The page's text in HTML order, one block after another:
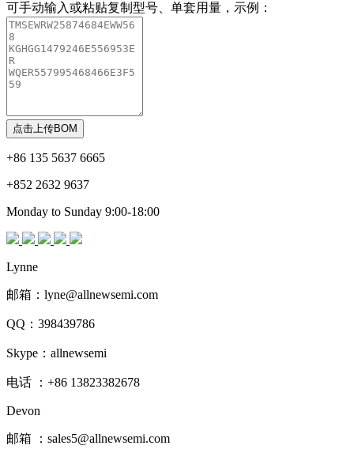
可手动输入或粘贴复制型号、单套用量，示例：
点击上传BOM
+86 135 5637 6665
+852 2632 9637
Monday to Sunday 9:00-18:00
Lynne
邮箱：lyne@allnewsemi.com
QQ：398439786
Skype：allnewsemi
电话 ：+86 13823382678
Devon
邮箱 ：sales5@allnewsemi.com